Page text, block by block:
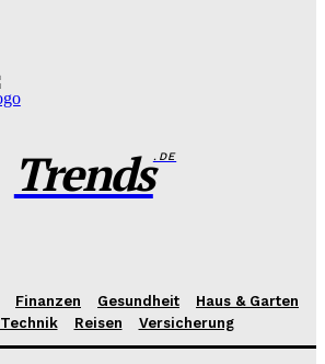
Trends.DE
Finanzen Gesundheit
Haus & Garten
Technik Reisen Versicherung